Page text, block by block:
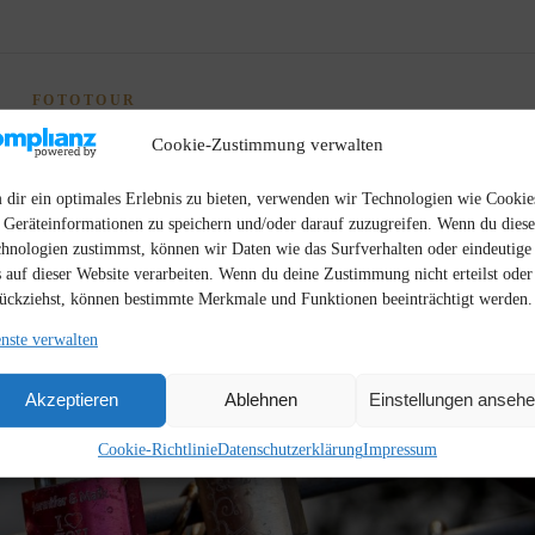
Cookie-Zustimmung verwalten
dir ein optimales Erlebnis zu bieten, verwenden wir Technologien wie
zu speichern und/oder darauf zuzugreifen. Wenn du
zustimmst, können wir Daten wie das Surfverhalten oder eindeutige
auf dieser Website verarbeiten. Wenn du deine Zustimmung nicht erteilst oder
können bestimmte Merkmale und Funktionen beeinträchtigt werden.
verwalten
Akzeptieren Ablehnen Einstellungen
Cookie-RichtlinieDatenschutzerklärungImpressum
FOTOTOUR
Wusterhausen
21. Mai 2020